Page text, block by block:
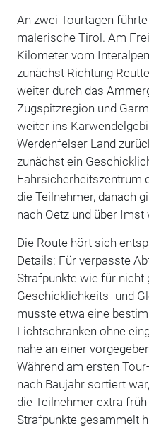
An zwei Tourtagen
malerische Tirol. Am
Kilometer vom
zunächst Richtung
weiter durch das
Zugspitzregion und
weiter ins
Werdenfelser Land
zunächst ein
Fahrsicherheitszentrum
die Teilnehmer, danach
nach Oetz und über
Die Route hört sich
Details: Für verpasste
Strafpunkte wie für nicht
Geschicklichkeits- und
musste etwa eine
Lichtschranken ohne
nahe an einer
Während am ersten
nach Baujahr sortiert
die Teilnehmer extra
Strafpunkte gesammelt